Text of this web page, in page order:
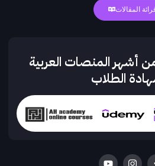
المقالات
المنصات العربية
الطلاب